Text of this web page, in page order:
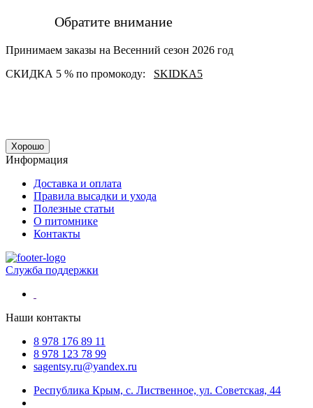
Обратите внимание
Принимаем заказы на Весенний сезон 2026 год
СКИДКА 5 % по промокоду: SKIDKA5
Хорошо
Информация
Доставка и оплата
Правила высадки и ухода
Полезные статьи
О питомнике
Контакты
Служба поддержки
Наши контакты
8 978 176 89 11
8 978 123 78 99
sagentsy.ru@yandex.ru
Республика Крым, с. Лиственное, ул. Советская, 44